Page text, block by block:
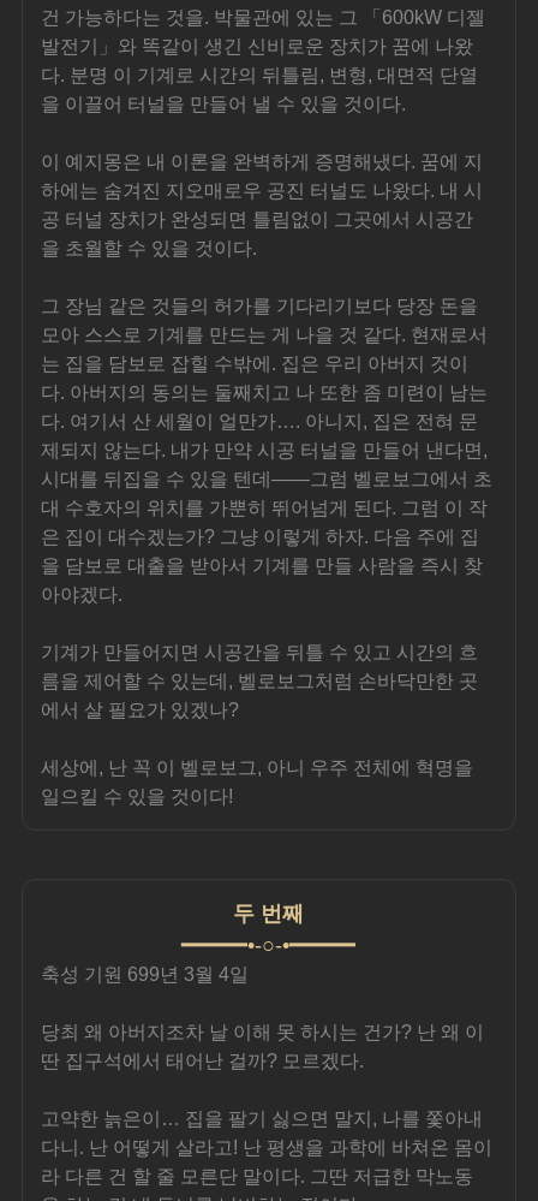
건 가능하다는 것을. 박물관에 있는 그 「600kW 디젤
발전기」와 똑같이 생긴 신비로운 장치가 꿈에 나왔
다. 분명 이 기계로 시간의 뒤틀림, 변형, 대면적 단열
을 이끌어 터널을 만들어 낼 수 있을 것이다.
이 예지몽은 내 이론을 완벽하게 증명해냈다. 꿈에 지
하에는 숨겨진 지오매로우 공진 터널도 나왔다. 내 시
공 터널 장치가 완성되면 틀림없이 그곳에서 시공간
을 초월할 수 있을 것이다.
그 장님 같은 것들의 허가를 기다리기보다 당장 돈을
모아 스스로 기계를 만드는 게 나을 것 같다. 현재로서
는 집을 담보로 잡힐 수밖에. 집은 우리 아버지 것이
다. 아버지의 동의는 둘째치고 나 또한 좀 미련이 남는
다. 여기서 산 세월이 얼만가…. 아니지, 집은 전혀 문
제되지 않는다. 내가 만약 시공 터널을 만들어 낸다면,
시대를 뒤집을 수 있을 텐데——그럼 벨로보그에서 초
대 수호자의 위치를 가뿐히 뛰어넘게 된다. 그럼 이 작
은 집이 대수겠는가? 그냥 이렇게 하자. 다음 주에 집
을 담보로 대출을 받아서 기계를 만들 사람을 즉시 찾
아야겠다.
기계가 만들어지면 시공간을 뒤틀 수 있고 시간의 흐
름을 제어할 수 있는데, 벨로보그처럼 손바닥만한 곳
에서 살 필요가 있겠나?
세상에, 난 꼭 이 벨로보그, 아니 우주 전체에 혁명을
일으킬 수 있을 것이다!
두 번째
━━━━━•-○-•━━━━━
축성 기원 699년 3월 4일
당최 왜 아버지조차 날 이해 못 하시는 건가? 난 왜 이
딴 집구석에서 태어난 걸까? 모르겠다.
고약한 늙은이… 집을 팔기 싫으면 말지, 나를 쫓아내
다니. 난 어떻게 살라고! 난 평생을 과학에 바쳐온 몸이
라 다른 건 할 줄 모른단 말이다. 그딴 저급한 막노동